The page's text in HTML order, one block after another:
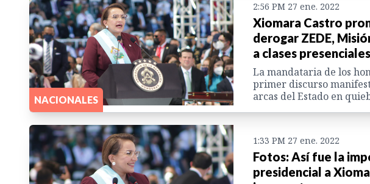
NACIONALES
2:56 PM 27 ene. 2022
Xiomara Castro
derogar ZEDE,
a clases presenciales
La mandataria de los
primer discurso
arcas del Estado en
1:33 PM 27 ene. 2022
Fotos: Así fue la
presidencial a